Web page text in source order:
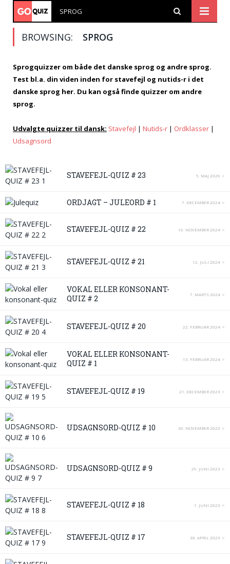
SPROG
BROWSING: SPROG
Sprogquizzer om både det danske sprog og andre sprog.
Test bl.a. din viden inden for stavefejl og nutids-r i det
danske sprog her. Du kan også finde quizzer om andre
sprog.
Udvalgte quizzer til dansk: Stavefejl | Nutids-r | Ordklasser |
Udsagnsord
5. MAJ 2026
STAVEFEJL-QUIZ # 23
7. DECEMBER 2024
ORDJAGT – JULEORD # 1
16. NOVEMBER 2024
STAVEFEJL-QUIZ # 22
12. JULI 2024
STAVEFEJL-QUIZ # 21
7. MARTS 2024
VOKAL ELLER KONSONANT-
QUIZ # 2
22. FEBRUAR 2024
STAVEFEJL-QUIZ # 20
13. FEBRUAR 2024
VOKAL ELLER KONSONANT-
QUIZ # 1
21. DECEMBER 2023
STAVEFEJL-QUIZ # 19
30. NOVEMBER 2023
UDSAGNSORD-QUIZ # 10
29. JUNI 2023
UDSAGNSORD-QUIZ # 9
1. JUNI 2023
STAVEFEJL-QUIZ # 18
30. APRIL 2023
STAVEFEJL-QUIZ # 17